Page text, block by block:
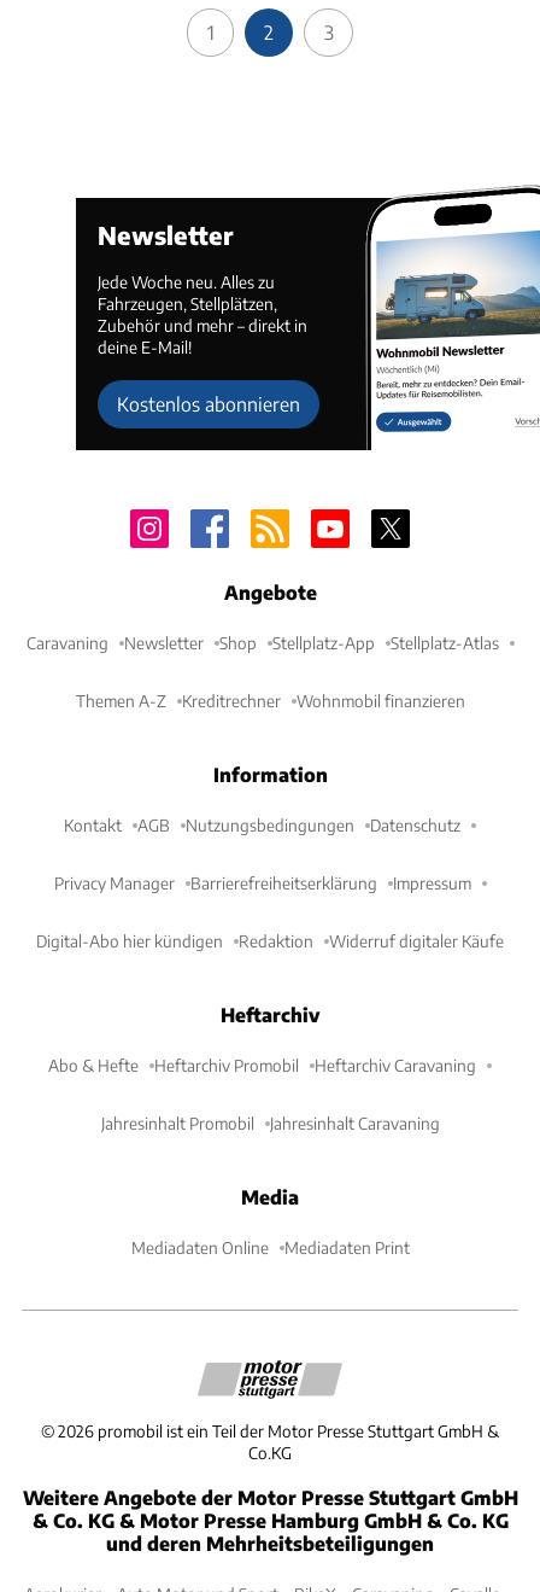
1 2 3
Newsletter
Jede Woche neu. Alles zu
Fahrzeugen, Stellplätzen,
Zubehör und mehr – direkt in
deine E-Mail!
Kostenlos abonnieren
Angebote
Caravaning Newsletter Shop Stellplatz-App Stellplatz-Atlas
Themen A-Z Kreditrechner Wohnmobil finanzieren
Information
Kontakt AGB Nutzungsbedingungen Datenschutz
Privacy Manager Barrierefreiheitserklärung Impressum
Digital-Abo hier kündigen Redaktion Widerruf digitaler Käufe
Heftarchiv
Abo & Hefte Heftarchiv Promobil Heftarchiv Caravaning
Jahresinhalt Promobil Jahresinhalt Caravaning
Media
Mediadaten Online Mediadaten Print
©2026 promobil ist ein Teil der Motor Presse Stuttgart GmbH &
Co.KG
Weitere Angebote der Motor Presse Stuttgart GmbH
& Co. KG & Motor Presse Hamburg GmbH & Co. KG
und deren Mehrheitsbeteiligungen